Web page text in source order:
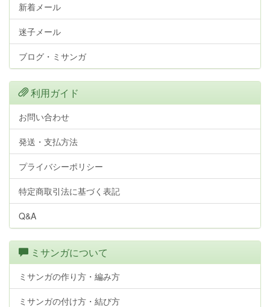
新着メール
迷子メール
ブログ・ミサンガ
利用ガイド
お問い合わせ
発送・支払方法
プライバシーポリシー
特定商取引法に基づく表記
Q&A
ミサンガについて
ミサンガの作り方・編み方
ミサンガの付け方・結び方